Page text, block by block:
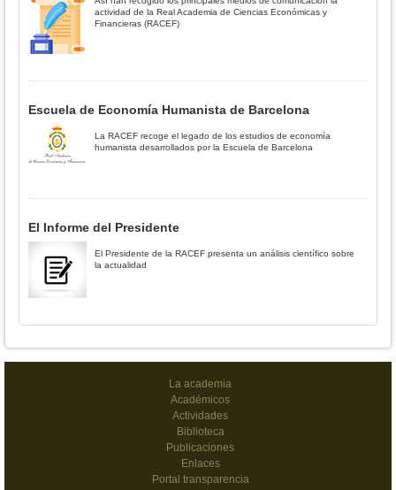
actividad de la Real Academia de Ciencias Económicas y
Financieras (RACEF)
Escuela de Economía Humanista de Barcelona
La RACEF recoge el legado de los estudios de economía
humanista desarrollados por la Escuela de Barcelona
El Informe del Presidente
El Presidente de la RACEF presenta un análisis científico sobre
la actualidad
La academia
Académicos
Actividades
Biblioteca
Publicaciones
Enlaces
Portal transparencia